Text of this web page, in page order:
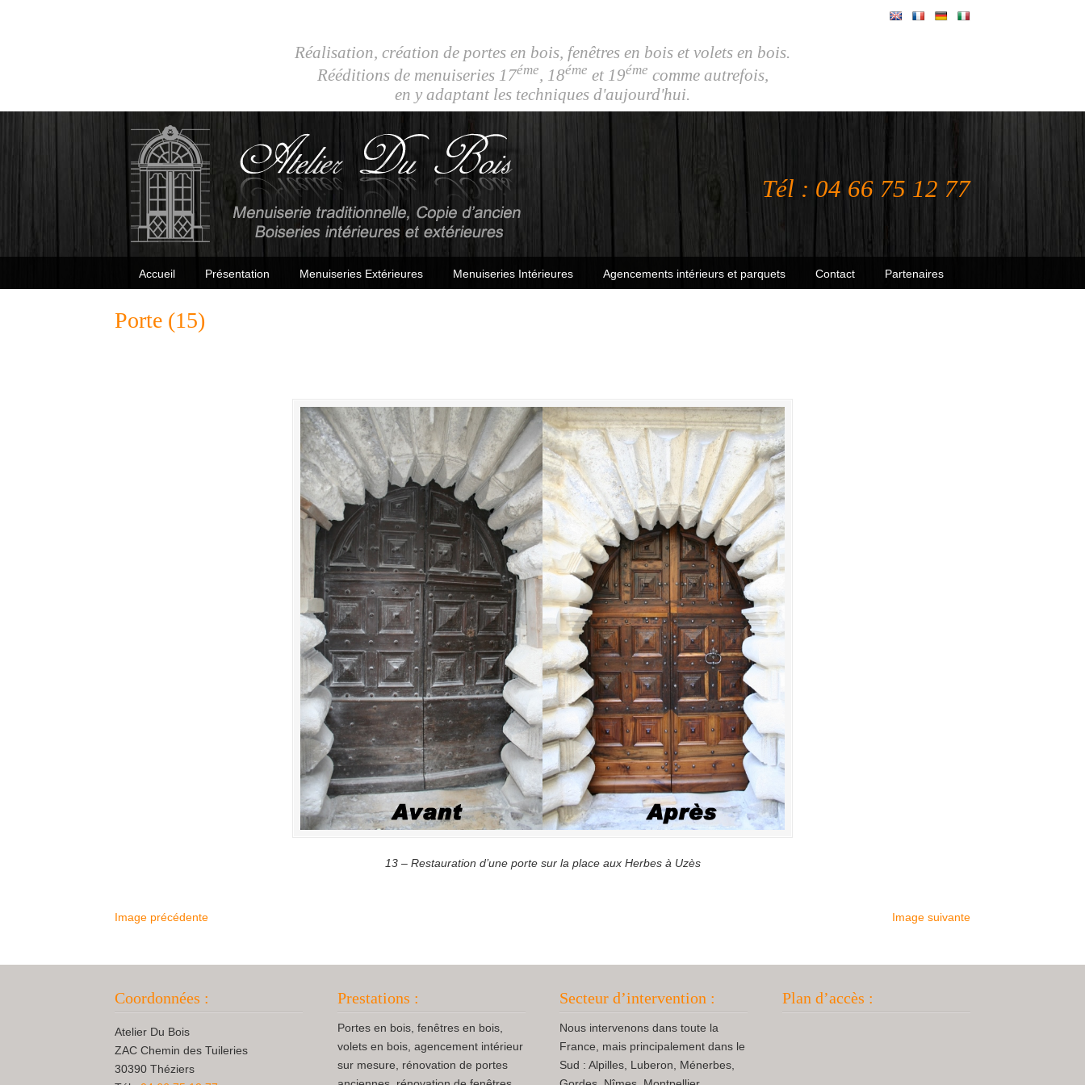
Réalisation, création de portes en bois, fenêtres en bois et volets en bois.
Rééditions de menuiseries 17éme, 18éme et 19éme comme autrefois,
en y adaptant les techniques d'aujourd'hui.
Tél : 04 66 75 12 77
Accueil Présentation Menuiseries Extérieures Menuiseries Intérieures Agencements intérieurs et parquets Contact Partenaires
Porte (15)
13 – Restauration d’une porte sur la place aux Herbes à Uzès
Image précédente Image suivante
Coordonnées :
Atelier Du Bois
ZAC Chemin des Tuileries
30390 Théziers
Prestations :
Portes en bois, fenêtres en bois,
volets en bois, agencement intérieur
sur mesure, rénovation de portes
Secteur d’intervention :
Nous intervenons dans toute la
France, mais principalement dans le
Sud : Alpilles, Luberon, Ménerbes,
Plan d’accès :